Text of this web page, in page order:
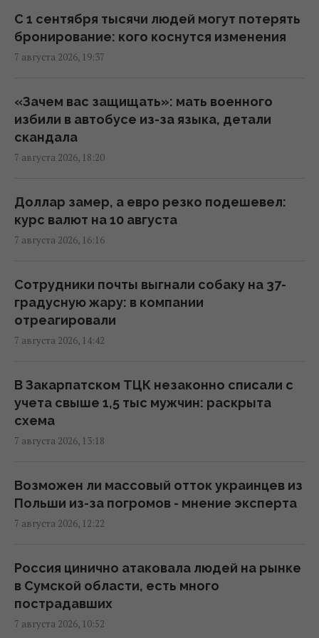
Зеленский впервые поедет с официальным
визитом в Сербию: названа дата
Россия ударила по футбольному стадиону
"Черноморец" в Одессе (фото, видео)
16:37 пятница, 07 августа 2026
Дроны уже полдня атакуют Крым: ГУР
провел "морской парад" в Ялте
16:31 пятница, 07 августа 2026
"Будет волна банкротства": разгром
складов Wildberries больно бьет по РФ, -
Die Welt
16:22 пятница, 07 августа 2026
В уголовном деле рынка "Столичный"
материалами стали сообщения о
поддержке ВСУ, - СМИ
16:06 пятница, 07 августа 2026
В июне – 30 бомб, в июле – более 50: в ОВА
заявили об усилении авиаударов по Сумам
16:04 пятница, 07 августа 2026
Киборга Оловаренко уже шестой год
судят из-за конфликта с агитаторами
Шария, – Аронец
15:51 пятница, 07 августа 2026
С 1 сентября тысячи людей могут потерять
бронирование: кого коснутся изменения
7 августа 2026, 19:37
«Зачем вас защищать»: мать военного
избили в автобусе из-за языка, детали
скандала
7 августа 2026, 18:20
Доллар замер, а евро резко подешевел:
курс валют на 10 августа
7 августа 2026, 16:16
Сотрудники почты выгнали собаку на 37-
градусную жару: в компании
отреагировали
7 августа 2026, 14:42
В Закарпатском ТЦК незаконно списали с
учета свыше 1,5 тыс мужчин: раскрыта
схема
7 августа 2026, 13:18
Возможен ли массовый отток украинцев из
Польши из-за погромов - мнение эксперта
7 августа 2026, 12:22
Россия цинично атаковала людей на рынке
в Сумской области, есть много
пострадавших
7 августа 2026, 10:52